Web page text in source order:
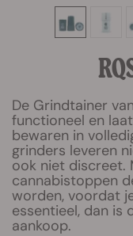
De Grindtainer
functioneel en
bewaren in
grinders leveren
ook niet discreet.
cannabistoppen
worden, voordat
essentieel, dan is
aankoop.